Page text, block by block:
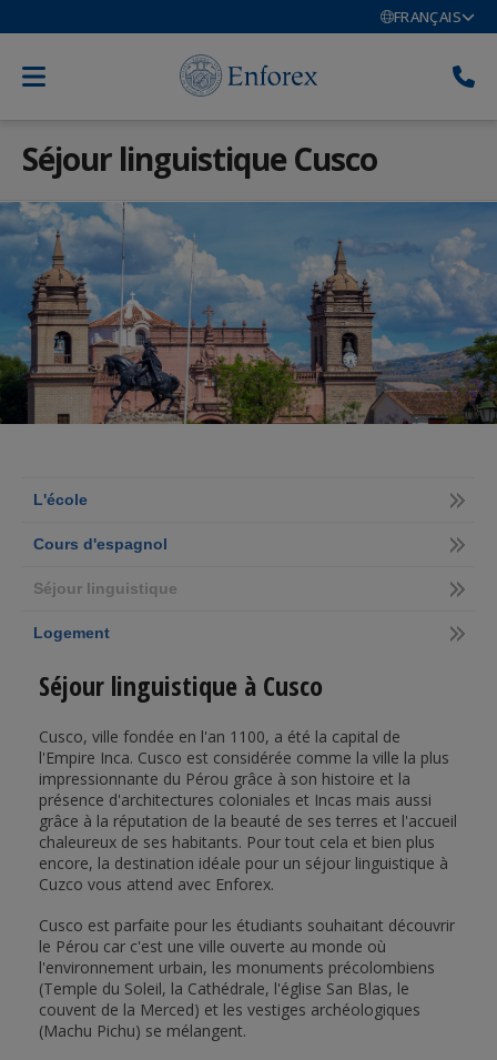
FRANÇAIS
Séjour linguistique Cusco
L'école
Cours d'espagnol
Séjour linguistique
Logement
Séjour linguistique à Cusco
Cusco, ville fondée en l'an 1100, a été la capital de
l'Empire Inca. Cusco est considérée comme la ville la plus
impressionnante du Pérou grâce à son histoire et la
présence d'architectures coloniales et Incas mais aussi
grâce à la réputation de la beauté de ses terres et l'accueil
chaleureux de ses habitants. Pour tout cela et bien plus
encore, la destination idéale pour un séjour linguistique à
Cuzco vous attend avec Enforex.
Cusco est parfaite pour les étudiants souhaitant découvrir
le Pérou car c'est une ville ouverte au monde où
l'environnement urbain, les monuments précolombiens
(Temple du Soleil, la Cathédrale, l'église San Blas, le
couvent de la Merced) et les vestiges archéologiques
(Machu Pichu) se mélangent.